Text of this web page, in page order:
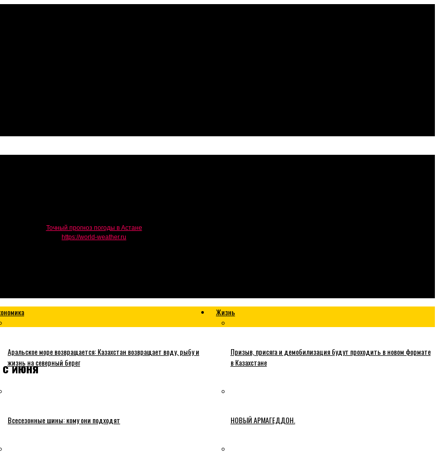
Точный прогноз погоды в Астане
https://world-weather.ru
Аральское море возвращается: Казахстан возвращает воду, рыбу и
жизнь на северный берег
Всесезонные шины: кому они подходят
Жизнь
Призыв, присяга и демобилизация будут проходить в новом формате
в Казахстане
НОВЫЙ АРМАГЕДДОН.
июня